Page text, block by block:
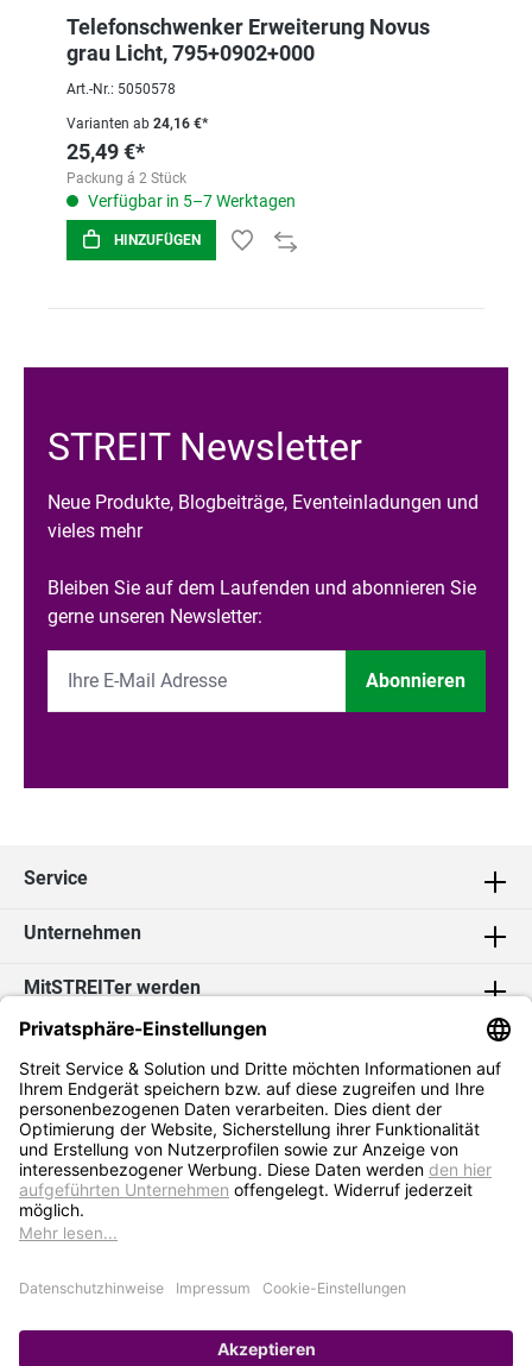
Telefonschwenker Erweiterung Novus
grau Licht, 795+0902+000
Art.-Nr.: 5050578
Varianten ab 24,16 €*
25,49 €*
Packung á 2 Stück
Verfügbar in 5–7 Werktagen
HINZUFÜGEN
STREIT Newsletter
Neue Produkte, Blogbeiträge, Eventeinladungen und
vieles mehr
Bleiben Sie auf dem Laufenden und abonnieren Sie
gerne unseren Newsletter:
Abonnieren
Service
Unternehmen
MitSTREITer werden
Kontakt
Social Media
* Alle Preise exkl. MwSt. zzgl.Versandkosten
Impressum